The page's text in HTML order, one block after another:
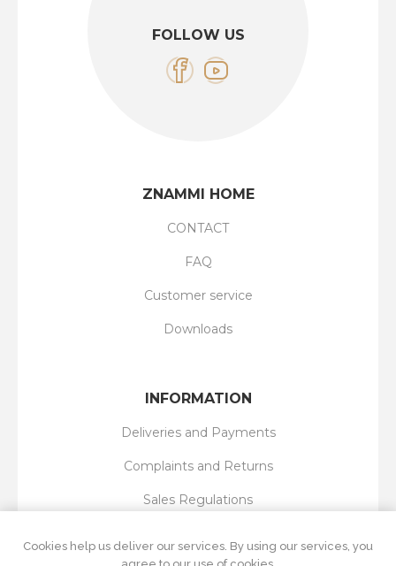
FOLLOW US
ZNAMMI HOME
CONTACT
FAQ
Customer service
Downloads
INFORMATION
Deliveries and Payments
Complaints and Returns
Sales Regulations
Cookies help us deliver our services. By using our services, you